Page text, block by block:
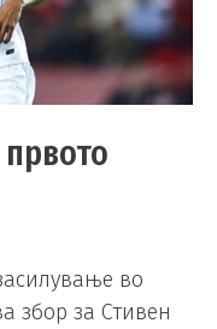
во
збор за Стивен